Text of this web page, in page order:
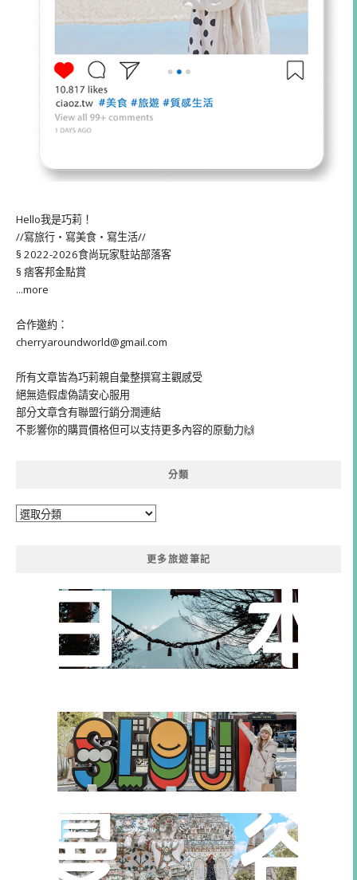
Hello我是巧莉！
//寫旅行・寫美食・寫生活//
§ 2022-2026食尚玩家駐站部落客
§ 痞客邦金點賞
...more
合作邀約：
cherryaroundworld@gmail.com
所有文章皆為巧莉親自彙整撰寫主觀感受
絕無造假虛偽請安心服用
部分文章含有聯盟行銷分潤連結
不影響你的購買價格但可以支持更多內容的原動力🙌
分類
分
更多旅遊筆記